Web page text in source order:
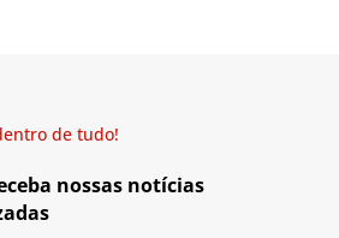
de tudo!
nossas notícias